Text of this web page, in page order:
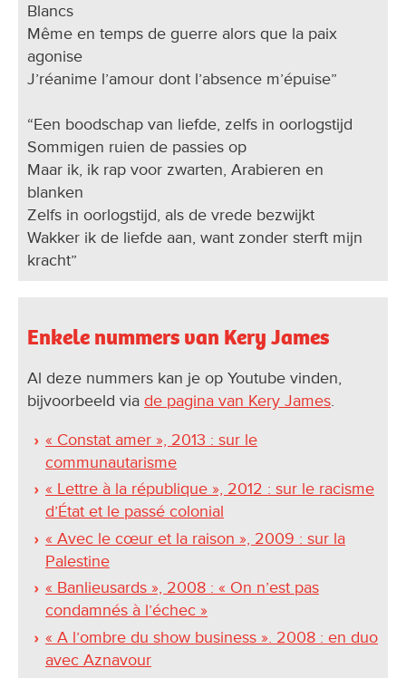
Blancs
Même en temps de guerre alors que la paix
agonise
J’réanime l’amour dont l’absence m’épuise”
“Een boodschap van liefde, zelfs in oorlogstijd
Sommigen ruien de passies op
Maar ik, ik rap voor zwarten, Arabieren en
blanken
Zelfs in oorlogstijd, als de vrede bezwijkt
Wakker ik de liefde aan, want zonder sterft mijn
kracht”
Enkele nummers van Kery James
Al deze nummers kan je op Youtube vinden,
bijvoorbeeld via de pagina van Kery James.
« Constat amer », 2013 : sur le
communautarisme
« Lettre à la république », 2012 : sur le racisme
d’État et le passé colonial
« Avec le cœur et la raison », 2009 : sur la
Palestine
« Banlieusards », 2008 : « On n’est pas
condamnés à l’échec »
« A l’ombre du show business ». 2008 : en duo
avec Aznavour